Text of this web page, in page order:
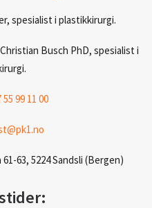
spesialist i plastikkirurgi.
Christian Busch PhD, spesialist i
55 99 11 00
61-63, 5224 Sandsli (Bergen)